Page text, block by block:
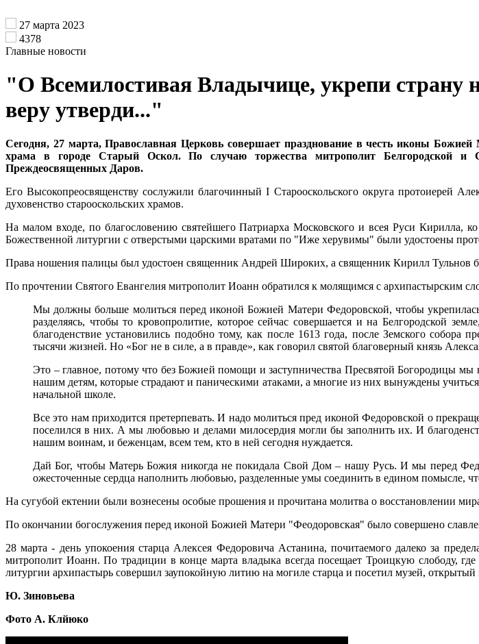
27 марта 2023
4378
Главные новости
"О Всемилостивая Владычице, укрепи страну
веру утверди..."
Сегодня, 27 марта, Православная Церковь совершает празднование в честь иконы
храма в городе Старый Оскол. По случаю торжества митрополит Белгородской
Преждеосвященных Даров.
Его Высокопреосвященству сослужили благочинный I Старооскольского округа протоиерей
духовенство старооскольских храмов.
На малом входе, по благословению святейшего Патриарха Московского и всея Руси Кирилла,
Божественной литургии с отверстыми царскими вратами по "Иже херувимы" были удостоены
Права ношения палицы был удостоен священник Андрей Широких, а священник Кирилл Тульнов
По прочтении Святого Евангелия митрополит Иоанн обратился к молящимся с архипастырским
Мы должны больше молиться перед иконой Божией Матери Федоровской, чтобы
разделяясь, чтобы то кровопролитие, которое сейчас совершается и на Белгородской
благоденствие установились подобно тому, как после 1613 года, после Земского
тысячи жизней. Но «Бог не в силе, а в правде», как говорил святой благоверный князь
Это – главное, потому что без Божией помощи и заступничества Пресвятой Богородицы
нашим детям, которые страдают и паническими атаками, а многие из них вынуждены
начальной школе.
Все это нам приходится претерпевать. И надо молиться пред иконой Федоровской о
поселился в них. А мы любовью и делами милосердия могли бы заполнить их. И
нашим воинам, и беженцам, всем тем, кто в ней сегодня нуждается.
Дай Бог, чтобы Матерь Божия никогда не покидала Свой Дом – нашу Русь. И мы перед
ожесточенные сердца наполнить любовью, разделенные умы соединить в едином помысле,
На сугубой ектении были вознесены особые прошения и прочитана молитва о восстановлении
По окончании богослужения перед иконой Божией Матери "Феодоровская" было совершено
28 марта - день упокоения старца Алексея Федоровича Астанина, почитаемого далеко за
митрополит Иоанн. По традиции в конце марта владыка всегда посещает Троицкую слободу,
литургии архипастырь совершил заупокойную литию на могиле старца и посетил музей,
Ю. Зиновьева
Фото А. Клйюко